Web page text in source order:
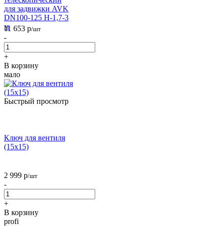
для задвижки AVK
DN100-125 H-1,7-3
м
11 653 р/шт
-
+
В корзину
мало
Быстрый просмотр
Ключ для вентиля
(15х15)
2 999 р/шт
-
+
В корзину
profi